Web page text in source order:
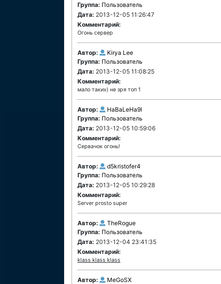
Группа: Пользователь
Дата: 2013-12-05 11:26:47
Комментарий:
Огонь сервер
Автор:
Kirya Lee
Группа: Пользователь
Дата: 2013-12-05 11:08:25
Комментарий:
мало таких) не зря топ 1
Автор:
HaBaLeHa9l
Группа: Пользователь
Дата: 2013-12-05 10:59:06
Комментарий:
Сервачок огонь!
Автор:
d5kristofer4
Группа: Пользователь
Дата: 2013-12-05 10:29:28
Комментарий:
Server prosto super
Автор:
TheRogue
Группа: Пользователь
Дата: 2013-12-04 23:41:35
Комментарий:
klass klass klass
Автор:
MeGoSX